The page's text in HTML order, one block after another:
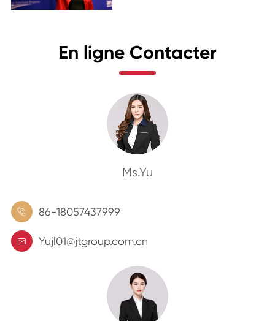
En ligne Contacter
Ms.Yu
 86-18057437999
 Yujl01@jtgroup.com.cn